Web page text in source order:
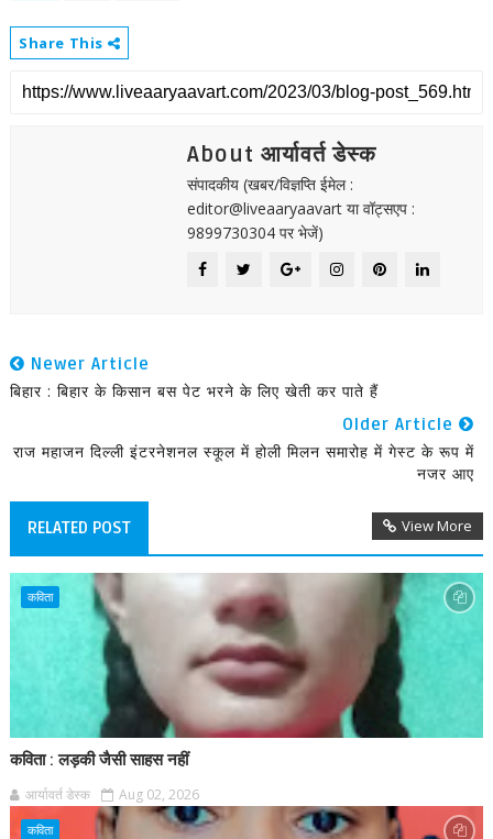
Share This
About आर्यावर्त डेस्क
संपादकीय (खबर/विज्ञप्ति ईमेल :
editor@liveaaryaavart या वॉट्सएप :
9899730304 पर भेजें)
Newer Article
बिहार : बिहार के किसान बस पेट भरने के लिए खेती कर पाते हैं
Older Article
राज महाजन दिल्ली इंटरनेशनल स्कूल में होली मिलन समारोह में गेस्ट के रूप में
नजर आए
RELATED POST View More
कविता
कविता : लड़की जैसी साहस नहीं
आर्यावर्त डेस्क Aug 02, 2026
कविता